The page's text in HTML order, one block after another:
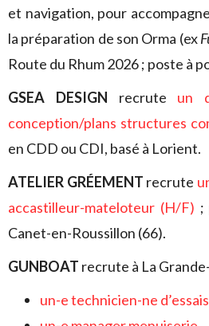
et navigation, pour
la préparation de son Orma (ex
Route du Rhum 2026 ; poste à
GSEA DESIGN recrute un
conception/plans structures
en CDD ou CDI, basé à Lorient.
ATELIER GRÉEMENT recrute
accastilleur-mateloteur (H/F) ;
Canet-en-Roussillon (66).
GUNBOAT recrute à La
un-e technicien-ne